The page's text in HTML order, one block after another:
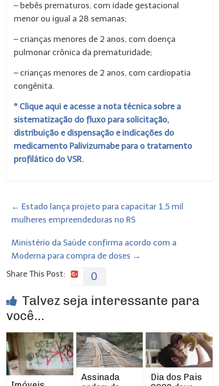
– bebês prematuros, com idade gestacional
menor ou igual a 28 semanas;
– crianças menores de 2 anos, com doença
pulmonar crônica da prematuridade;
– crianças menores de 2 anos, com cardiopatia
congênita.
° Clique aqui e acesse a nota técnica sobre a
sistematização do fluxo para solicitação,
distribuição e dispensação e indicações do
medicamento Palivizumabe para o tratamento
profilático do VSR.
← Estado lança projeto para capacitar 1,5 mil
mulheres empreendedoras no RS
Ministério da Saúde confirma acordo com a
Moderna para compra de doses →
Share This Post:
0
Talvez seja interessante para
você...
Assinada
Dia dos Pais